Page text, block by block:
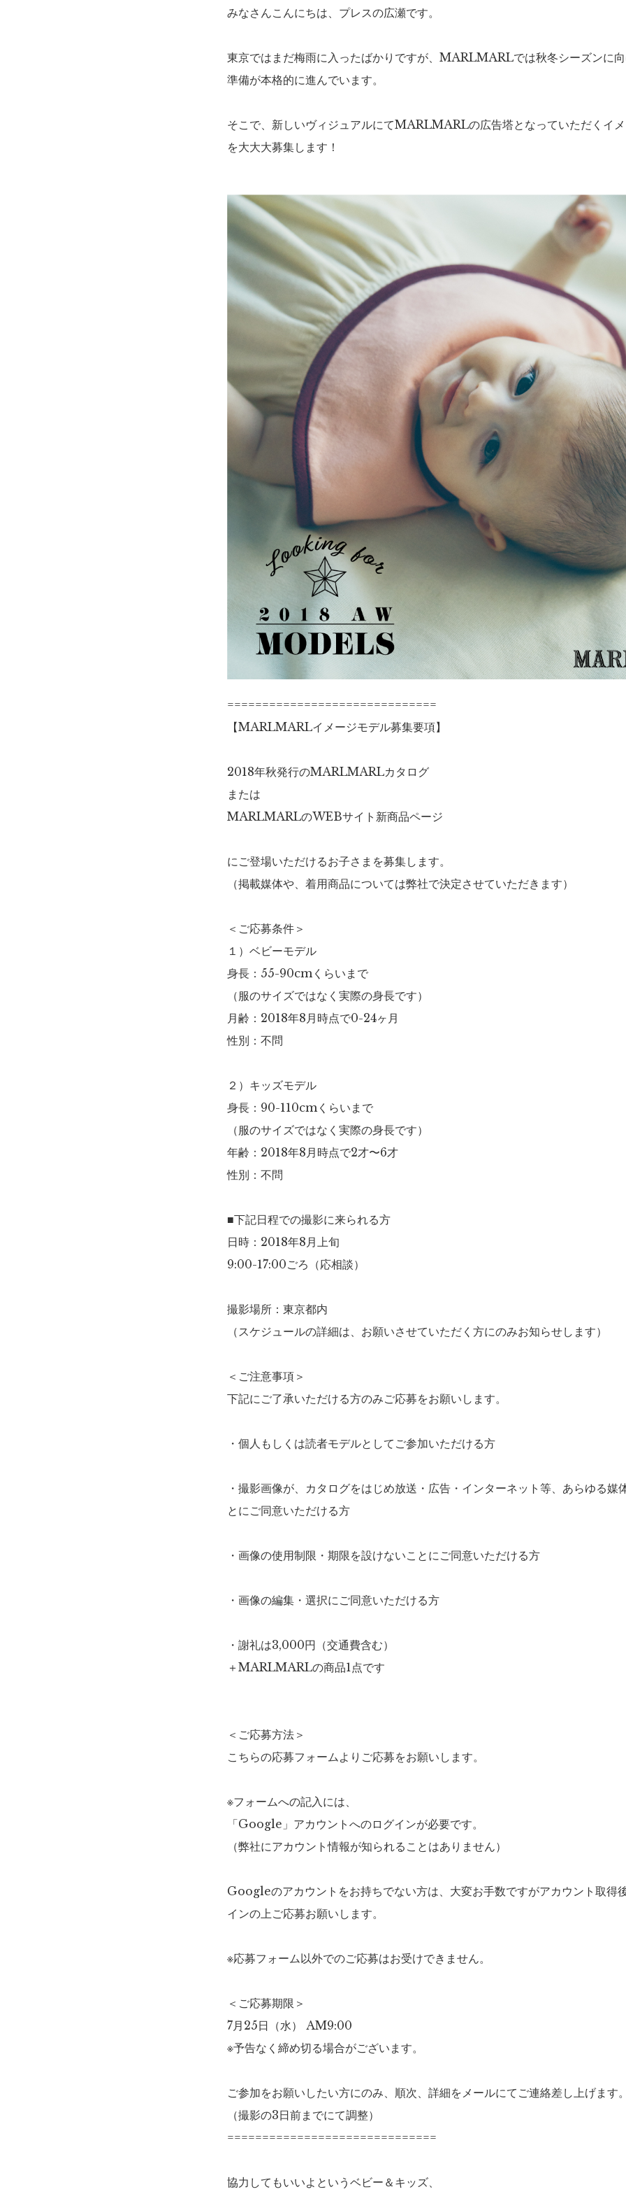
みなさんこんにちは、プレスの広瀬です。
東京ではまだ梅雨に入ったばかりですが、MARLMARLでは秋冬シーズンに
準備が本格的に進んでいます。
そこで、新しいヴィジュアルにてMARLMARLの広告塔となっていただくイ
を大大大募集します！
==============================
【MARLMARLイメージモデル募集要項】
2018年秋発行のMARLMARLカタログ
または
MARLMARLのWEBサイト新商品ページ
にご登場いただけるお子さまを募集します。
（掲載媒体や、着用商品については弊社で決定させていただきます）
＜ご応募条件＞
１）ベビーモデル
身長：55-90cmくらいまで
（服のサイズではなく実際の身長です）
月齢：2018年8月時点で0-24ヶ月
性別：不問
２）キッズモデル
身長：90-110cmくらいまで
（服のサイズではなく実際の身長です）
年齢：2018年8月時点で2才〜6才
性別：不問
■下記日程での撮影に来られる方
日時：2018年8月上旬
9:00-17:00ごろ（応相談）
撮影場所：東京都内
（スケジュールの詳細は、お願いさせていただく方にのみお知らせします）
＜ご注意事項＞
下記にご了承いただける方のみご応募をお願いします。
・個人もしくは読者モデルとしてご参加いただける方
・撮影画像が、カタログをはじめ放送・広告・インターネット等、あらゆる媒
とにご同意いただける方
・画像の使用制限・期限を設けないことにご同意いただける方
・画像の編集・選択にご同意いただける方
・謝礼は3,000円（交通費含む）
＋MARLMARLの商品1点です
＜ご応募方法＞
こちらの応募フォーム よりご応募をお願いします。
※フォームへの記入には、
「Google」アカウントへのログインが必要です。
（弊社にアカウント情報が知られることはありません）
Googleのアカウントをお持ちでない方は、大変お手数ですがアカウント取得
インの上ご応募お願いします。
※応募フォーム以外でのご応募はお受けできません。
＜ご応募期限＞
7月25日（水） AM9:00
※予告なく締め切る場合がございます。
ご参加をお願いしたい方にのみ、順次、詳細をメールにてご連絡差し上げます。
（撮影の3日前までにて調整）
==============================
協力してもいいよというベビー＆キッズ、